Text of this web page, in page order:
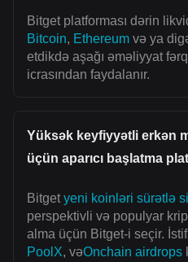
Bitget platforması dərin
Bitcoin, Ethereum və ya
etdikdə aşağı əməliyyat
icrasından faydalanır.
Yüksək keyfiyyətli erkən
üçün aparıcı başlatma
Bitget yeni koinləri sürətlə
perspektivli və populyar
alma üçün Bitget-i seçir.
PoolX, vəOnchain airdrops